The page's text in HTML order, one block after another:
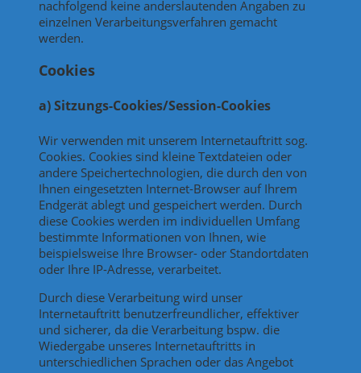
nachfolgend keine anderslautenden Angaben zu
einzelnen Verarbeitungsverfahren gemacht
werden.
Cookies
a) Sitzungs-Cookies/Session-Cookies
Wir verwenden mit unserem Internetauftritt sog.
Cookies. Cookies sind kleine Textdateien oder
andere Speichertechnologien, die durch den von
Ihnen eingesetzten Internet-Browser auf Ihrem
Endgerät ablegt und gespeichert werden. Durch
diese Cookies werden im individuellen Umfang
bestimmte Informationen von Ihnen, wie
beispielsweise Ihre Browser- oder Standortdaten
oder Ihre IP-Adresse, verarbeitet.
Durch diese Verarbeitung wird unser
Internetauftritt benutzerfreundlicher, effektiver
und sicherer, da die Verarbeitung bspw. die
Wiedergabe unseres Internetauftritts in
unterschiedlichen Sprachen oder das Angebot